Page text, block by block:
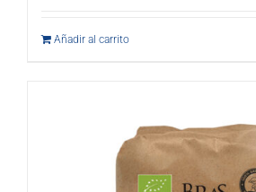
Añadir al carrito